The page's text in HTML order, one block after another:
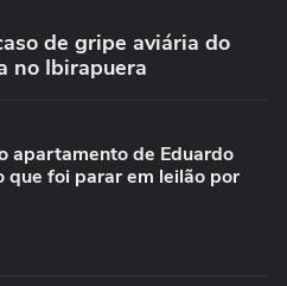
de gripe aviária do
no Ibirapuera
apartamento de Eduardo
que foi parar em leilão por